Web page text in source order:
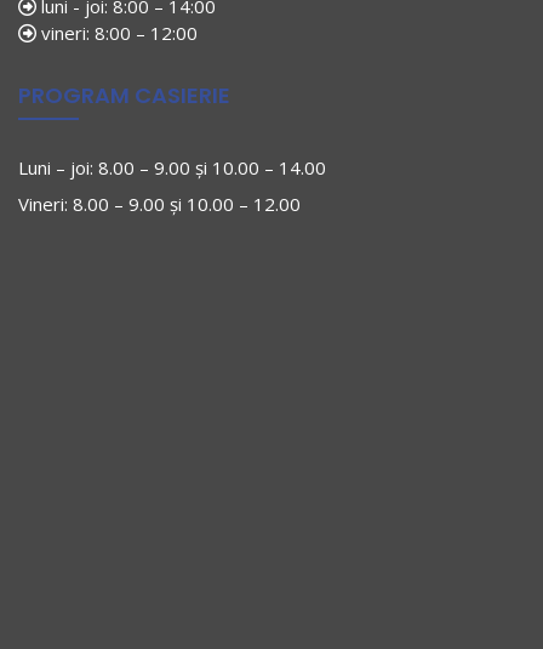
luni - joi: 8:00 – 14:00
vineri: 8:00 – 12:00
PROGRAM CASIERIE
Luni – joi: 8.00 – 9.00 și 10.00 – 14.00
Vineri: 8.00 – 9.00 și 10.00 – 12.00